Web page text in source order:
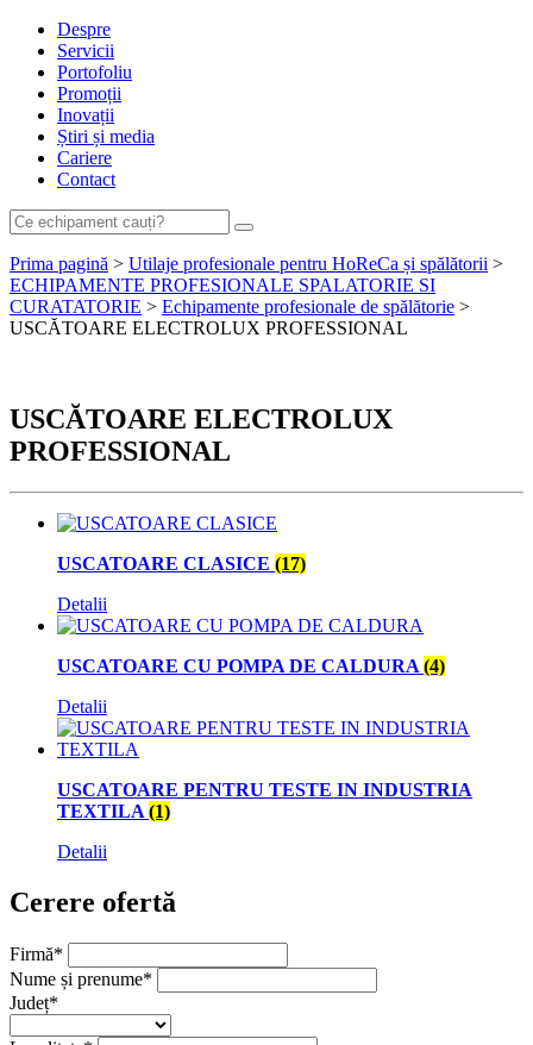
Despre
Servicii
Portofoliu
Promoții
Inovații
Știri și media
Cariere
Contact
Prima pagină > Utilaje profesionale pentru HoReCa și spălătorii >
ECHIPAMENTE PROFESIONALE SPALATORIE SI
CURATATORIE > Echipamente profesionale de spălătorie >
USCĂTOARE ELECTROLUX PROFESSIONAL
USCĂTOARE ELECTROLUX
PROFESSIONAL
USCATOARE CLASICE (17)
Detalii
USCATOARE CU POMPA DE CALDURA (4)
Detalii
USCATOARE PENTRU TESTE IN INDUSTRIA
TEXTILA (1)
Detalii
Cerere ofertă
Firmă*
Nume și prenume*
Județ*